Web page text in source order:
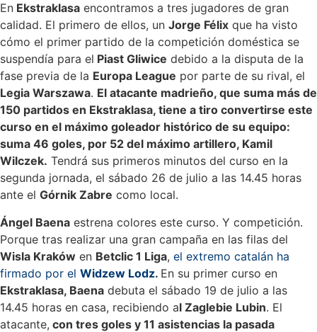
En Ekstraklasa encontramos a tres jugadores de gran
calidad. El primero de ellos, un Jorge Félix que ha visto
cómo el primer partido de la competición doméstica se
suspendía para el Piast Gliwice debido a la disputa de la
fase previa de la Europa League por parte de su rival, el
Legia Warszawa. El atacante madrieño, que suma más de
150 partidos en Ekstraklasa, tiene a tiro convertirse este
curso en el máximo goleador histórico de su equipo:
suma 46 goles, por 52 del máximo artillero, Kamil
Wilczek. Tendrá sus primeros minutos del curso en la
segunda jornada, el sábado 26 de julio a las 14.45 horas
ante el Górnik Zabre como local.
Ángel Baena estrena colores este curso. Y competición.
Porque tras realizar una gran campaña en las filas del
Wisla Kraków en Betclic 1 Liga, el extremo catalán ha
firmado por el Widzew Lodz. En su primer curso en
Ekstraklasa, Baena debuta el sábado 19 de julio a las
14.45 horas en casa, recibiendo al Zaglebie Lubin. El
atacante, con tres goles y 11 asistencias la pasada